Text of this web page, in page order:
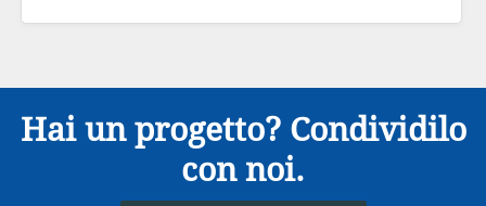
Hai un progetto? Condividilo
con noi.